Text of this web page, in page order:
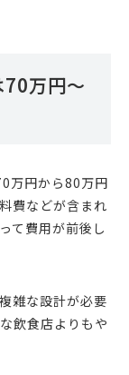
70万円～
万円から80万円
費などが含まれ
て費用が前後し
雑な設計が必要
飲食店よりもや